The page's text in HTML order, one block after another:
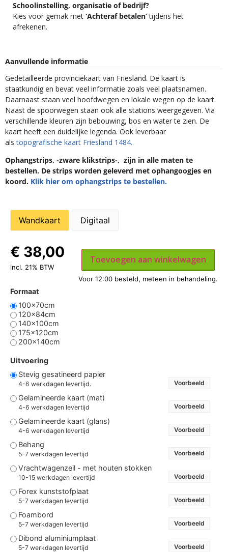
Schoolinstelling, organisatie of bedrijf?
Kies voor gemak met ‘Achteraf betalen’tijdens het
afrekenen.
Aanvullende informatie
Gedetailleerde provinciekaart van Friesland. De kaart is
staatkundig en bevat veel informatie zoals veel plaatsnamen.
Daarnaast staan veel hoofdwegen en lokale wegen op de kaart.
Naast de spoorwegen staan ook alle stations weergegeven. Via
verschillende kleuren zijn bebouwing, bos en water te zien. De
kaart heeft een duidelijke legenda. Ook leverbaar
als topografische kaart Friesland 1484.
Ophangstrips, -zware klikstrips-, zijn in alle maten te
bestellen. De strips worden geleverd met ophangoogjes en
koord. Klik hier om ophangstrips te bestellen.
Wandkaart Digitaal
Formaat
100x70cm
120x84cm
140x100cm
175x120cm
200x140cm
Uitvoering
Stevig gesatineerd papier
4-6 werkdagen levertijd. Voorbeeld
Gelamineerde kaart (mat)
4-6 werkdagen levertijd Voorbeeld
Gelamineerde kaart (glans)
4-6 werkdagen levertijd Voorbeeld
Behang
5-7 werkdagen levertijd Voorbeeld
Vrachtwagenzeil - met houten stokken
10-15 werkdagen levertijd Voorbeeld
Forex kunststofplaat
5-7 werkdagen levertijd Voorbeeld
Foambord
5-7 werkdagen levertijd Voorbeeld
Dibond aluminiumplaat
5-7 werkdagen levertijd Voorbeeld
€ 38,00
incl. 21% BTW
Toevoegen aan winkelwagen